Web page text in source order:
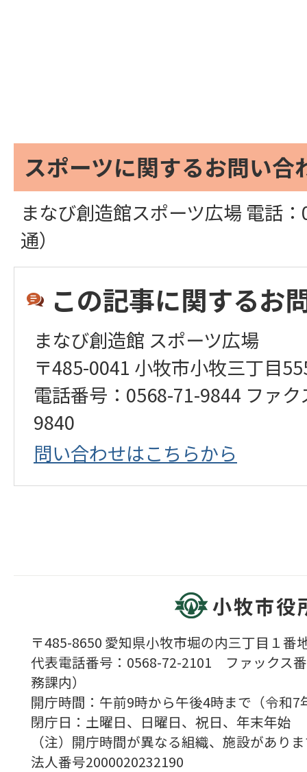
スポーツに関するお問い合
まなび創造館スポーツ広場 電話
通）
この記事に関するお
まなび創造館 スポーツ広場
〒485-0041 小牧市小牧三丁目
電話番号：0568-71-9844 ファ
9840
問い合わせはこちらから
小牧市役
〒485-8650 愛知県小牧市堀の内三丁目１番
代表電話番号：0568-72-2101 ファックス
務課内）
開庁時間：午前9時から午後4時まで（令
閉庁日：土曜日、日曜日、祝日、年末年始
（注）開庁時間が異なる組織、施設があり
法人番号2000020232190